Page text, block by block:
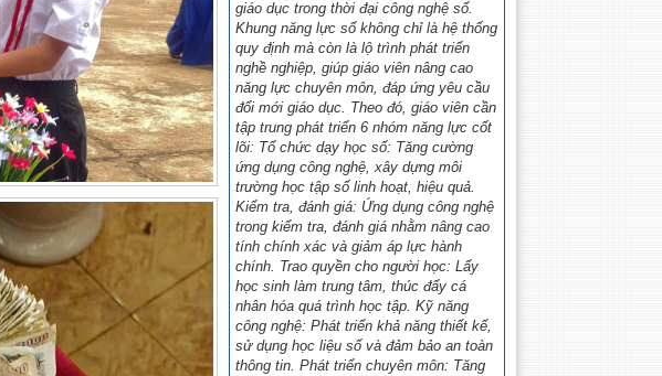
giáo dục trong thời đại công nghệ số.
Khung năng lực số không chỉ là hệ thống
quy định mà còn là lộ trình phát triển
nghề nghiệp, giúp giáo viên nâng cao
năng lực chuyên môn, đáp ứng yêu cầu
đổi mới giáo dục. Theo đó, giáo viên cần
tập trung phát triển 6 nhóm năng lực cốt
lõi: Tổ chức dạy học số: Tăng cường
ứng dụng công nghệ, xây dựng môi
trường học tập số linh hoạt, hiệu quả.
Kiểm tra, đánh giá: Ứng dụng công nghệ
trong kiểm tra, đánh giá nhằm nâng cao
tính chính xác và giảm áp lực hành
chính. Trao quyền cho người học: Lấy
học sinh làm trung tâm, thúc đẩy cá
nhân hóa quá trình học tập. Kỹ năng
công nghệ: Phát triển khả năng thiết kế,
sử dụng học liệu số và đảm bảo an toàn
thông tin. Phát triển chuyên môn: Tăng